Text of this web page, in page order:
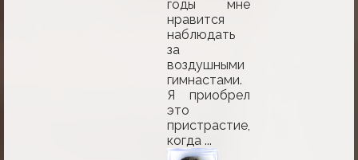
годы мне
нравится
наблюдать
за
воздушными
гимнастами.
Я приобрел
это
пристрастие,
когда ...